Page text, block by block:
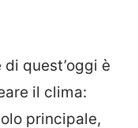
di quest’oggi è
il clima:
principale,